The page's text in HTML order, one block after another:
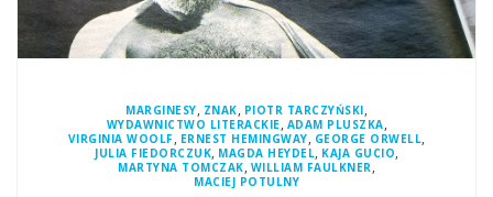
MARGINESY, ZNAK, PIOTR TARCZYŃSKI,
WYDAWNICTWO LITERACKIE, ADAM PLUSZKA,
VIRGINIA WOOLF, ERNEST HEMINGWAY, GEORGE ORWELL,
JULIA FIEDORCZUK, MAGDA HEYDEL, KAJA GUCIO,
MARTYNA TOMCZAK, WILLIAM FAULKNER ,
MACIEJ POTULNY